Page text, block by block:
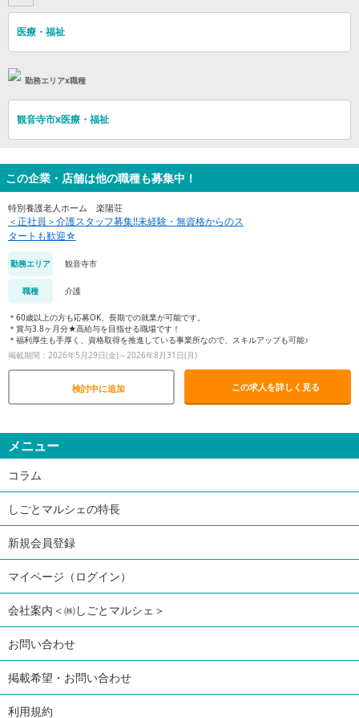
医療・福祉
勤務エリアx職種
観音寺市x医療・福祉
この企業・店舗は他の職種も募集中！
特別養護老人ホーム 楽陽荘
＜正社員＞介護スタッフ募集!!未経験・無資格からのス
タートも歓迎☆
勤務エリア 観音寺市
職種 介護
＊60歳以上の方も応募OK、長期での就業が可能です。
＊賞与3.8ヶ月分★高給与を目指せる職場です！
＊福利厚生も手厚く、資格取得を推進している事業所なので、スキルアップも可能♪
掲載期間：2026年5月29日(金)～2026年8月31日(月)
検討中に追加 この求人を詳しく見る
メニュー
コラム
しごとマルシェの特長
新規会員登録
マイページ（ログイン）
会社案内＜㈱しごとマルシェ＞
お問い合わせ
掲載希望・お問い合わせ
利用規約